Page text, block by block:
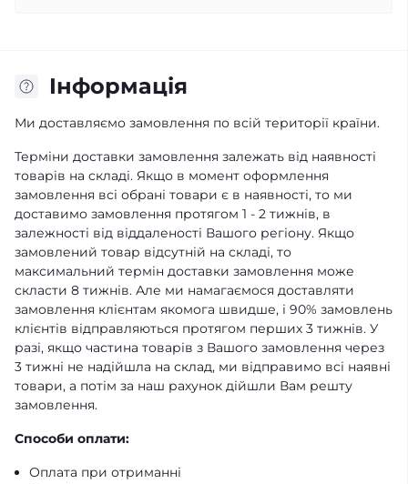
Iнформація
Ми доставляємо замовлення по всій території країни.
Терміни доставки замовлення залежать від наявності
товарів на складі. Якщо в момент оформлення
замовлення всі обрані товари є в наявності, то ми
доставимо замовлення протягом 1 - 2 тижнів, в
залежності від віддаленості Вашого регіону. Якщо
замовлений товар відсутній на складі, то
максимальний термін доставки замовлення може
скласти 8 тижнів. Але ми намагаємося доставляти
замовлення клієнтам якомога швидше, і 90% замовлень
клієнтів відправляються протягом перших 3 тижнів. У
разі, якщо частина товарів з Вашого замовлення через
3 тижні не надійшла на склад, ми відправимо всі наявні
товари, а потім за наш рахунок дійшли Вам решту
замовлення.
Способи оплати:
Оплата при отриманні